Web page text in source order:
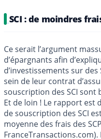
SCI : de moindres
Ce serait l’argument
d’épargnants afin
d’investissements sur des
sein de leur contrat
souscription des SCI sont
Et de loin ! Le rapport est
de souscription des SCI
moyenne des frais des